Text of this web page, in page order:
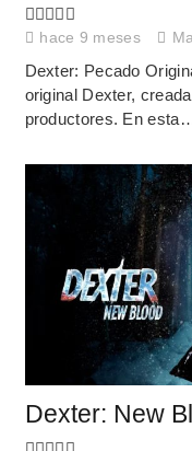
hace 9 meses
Dexter: Pecado
original Dexter,
productores. En
Dexter: New